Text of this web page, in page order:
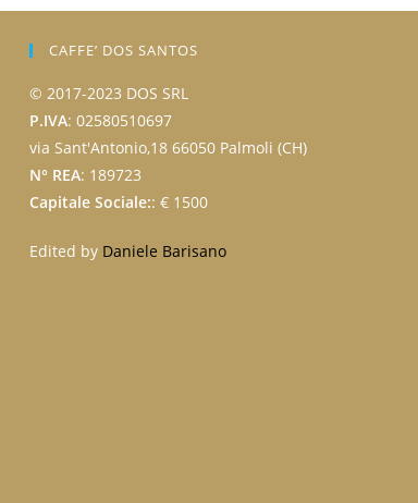
CAFFE’ DOS SANTOS
© 2017-2023 DOS SRL
P.IVA: 02580510697
via Sant'Antonio,18 66050 Palmoli (CH)
N° REA: 189723
Capitale Sociale:: € 1500
Edited by Daniele Barisano